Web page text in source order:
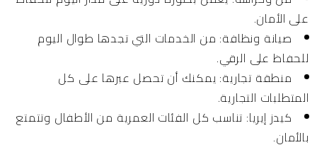
على الأمان.
صيانة ونظافة: من الخدمات التي تجدها طوال اليوم
للحفاظ على الرقي.
منطقة تجارية: يمكنك أن تحصل عبرها على كل
المتطلبات التجارية.
كيدز إيريا: تناسب كل الفئات العمرية من الأطفال وتتمتع
بالأمان.